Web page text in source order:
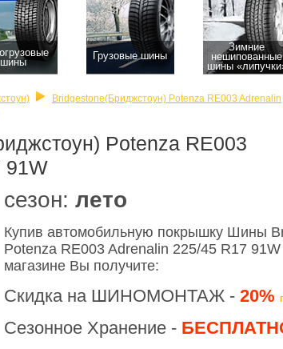
шины
Грузовые шины
Зимние
нешипованные
шины
Bridgestone(Бриджстоун) Potenza RE003 Adrenalin
Potenza RE003
91W
cезон: лето
Купив автомобильную покрышку Шины
Potenza RE003 Adrenalin 225/45 R17
магазине Вы получите:
Скидка на ШИНОМОНТАЖ - 20%
Сезонное Хранение -